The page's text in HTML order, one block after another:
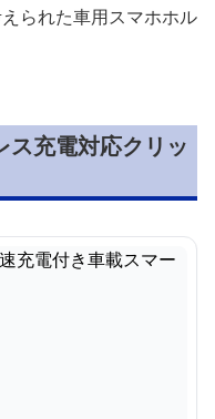
られた車用スマホホル
ス充電対応クリッ